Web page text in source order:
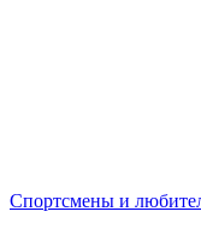
Спортсмены и